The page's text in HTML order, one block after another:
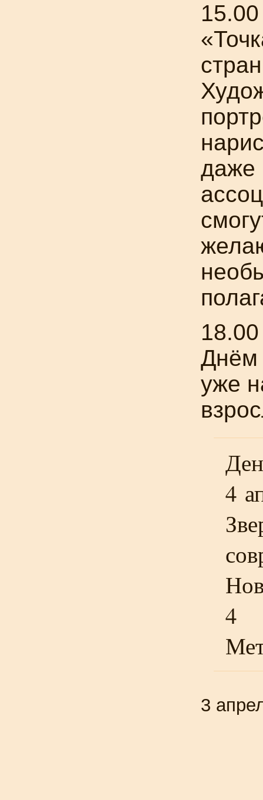
даже
18.00
Днём
уже
4
4
3